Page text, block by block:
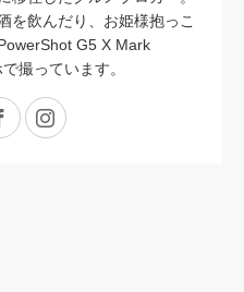
を飲んだり、お姫様抱っこ
G5 X Mark
撮っています。
FacebookInstagram